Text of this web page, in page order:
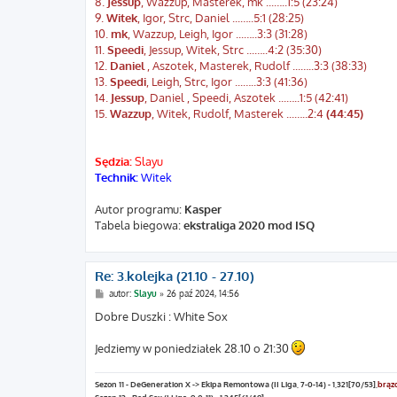
9. Witek , Igor, Strc, Daniel ...…..5:1 (28:25)
10. mk , Wazzup, Leigh, Igor ...…..3:3 (31:28)
11. Speedi , Jessup, Witek, Strc ...…..4:2 (35:30)
12. Daniel
, Aszotek, Masterek, Rudolf ...…..3:3 (38:33)
13. Speedi , Leigh, Strc, Igor ...…..3:3 (41:36)
14. Jessup , Daniel , Speedi, Aszotek ...…..1:5 (42:41)
15. Wazzup , Witek, Rudolf, Masterek ...…..2:4(44:45)
Sędzia:Slayu
Technik:Witek
Autor programu: Kasper
Tabela biegowa:ekstraliga 2020 mod ISQ
Re: 3.kolejka (21.10 - 27.10)
P
s
t
autor: Slayu» 26 paź 2024, 14:56
Dobre Duszki : White Sox
Jedziemy w poniedziałek 28.10 o 21:30
Sezon 11 - DeGeneration X -> Ekipa Remontowa (II Liga, 7-0-14) - 1,321[70/53],